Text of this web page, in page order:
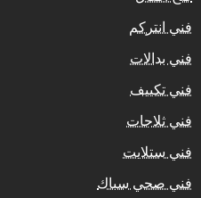
فني انتركم
فني بدالات
فني تكييف
فني ثلاجات
فني ستلايت
فني صحي سباك